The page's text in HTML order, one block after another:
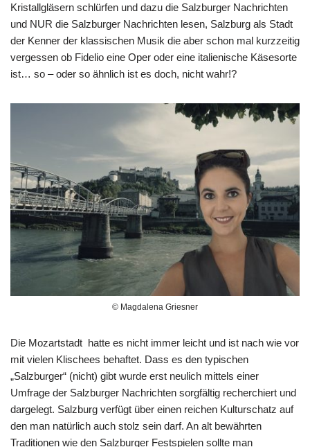
Kristallgläsern schlürfen und dazu die Salzburger Nachrichten
und NUR die Salzburger Nachrichten lesen, Salzburg als Stadt
der Kenner der klassischen Musik die aber schon mal kurzzeitig
vergessen ob Fidelio eine Oper oder eine italienische Käsesorte
ist… so – oder so ähnlich ist es doch, nicht wahr!?
© Magdalena Griesner
Die Mozartstadt hatte es nicht immer leicht und ist nach wie vor
mit vielen Klischees behaftet. Dass es den typischen
„Salzburger“ (nicht) gibt wurde erst neulich mittels einer
Umfrage der Salzburger Nachrichten sorgfältig recherchiert und
dargelegt. Salzburg verfügt über einen reichen Kulturschatz auf
den man natürlich auch stolz sein darf. An alt bewährten
Traditionen wie den Salzburger Festspielen sollte man